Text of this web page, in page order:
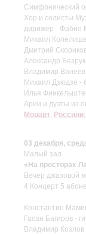
Симфонический
Хор и солисты
дирижёр - Фабио
Михаил
Дмитрий
Александр
Владимир Ванеев
Михаил Дзюдзе -
Илья
Арии и дуэты из
Моцарт; Россини;
03 декабря,
Малый зал
«На просторах
Вечер джазовой
4 Концерт 5
Константин
Гасан Багиров -
Владимир Козлов